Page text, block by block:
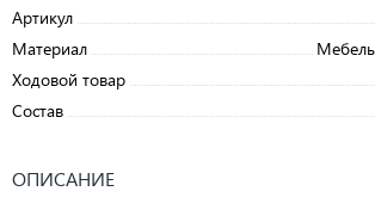
Артикул
Материал
Ходовой товар
Состав
ОПИСАНИЕ